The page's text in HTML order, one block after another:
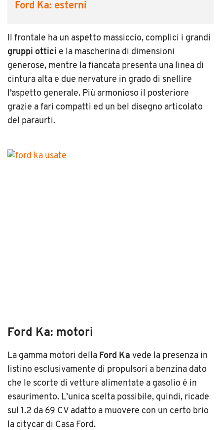
Ford Ka: esterni
Il frontale ha un aspetto massiccio, complici i grandi
gruppi ottici e la mascherina di dimensioni
generose, mentre la fiancata presenta una linea di
cintura alta e due nervature in grado di snellire
l’aspetto generale. Più armonioso il posteriore
grazie a fari compatti ed un bel disegno articolato
del paraurti.
Ford Ka: motori
La gamma motori della Ford Ka vede la presenza in
listino esclusivamente di propulsori a benzina dato
che le scorte di vetture alimentate a gasolio è in
esaurimento. L’unica scelta possibile, quindi, ricade
sul 1.2 da 69 CV adatto a muovere con un certo brio
la citycar di Casa Ford.